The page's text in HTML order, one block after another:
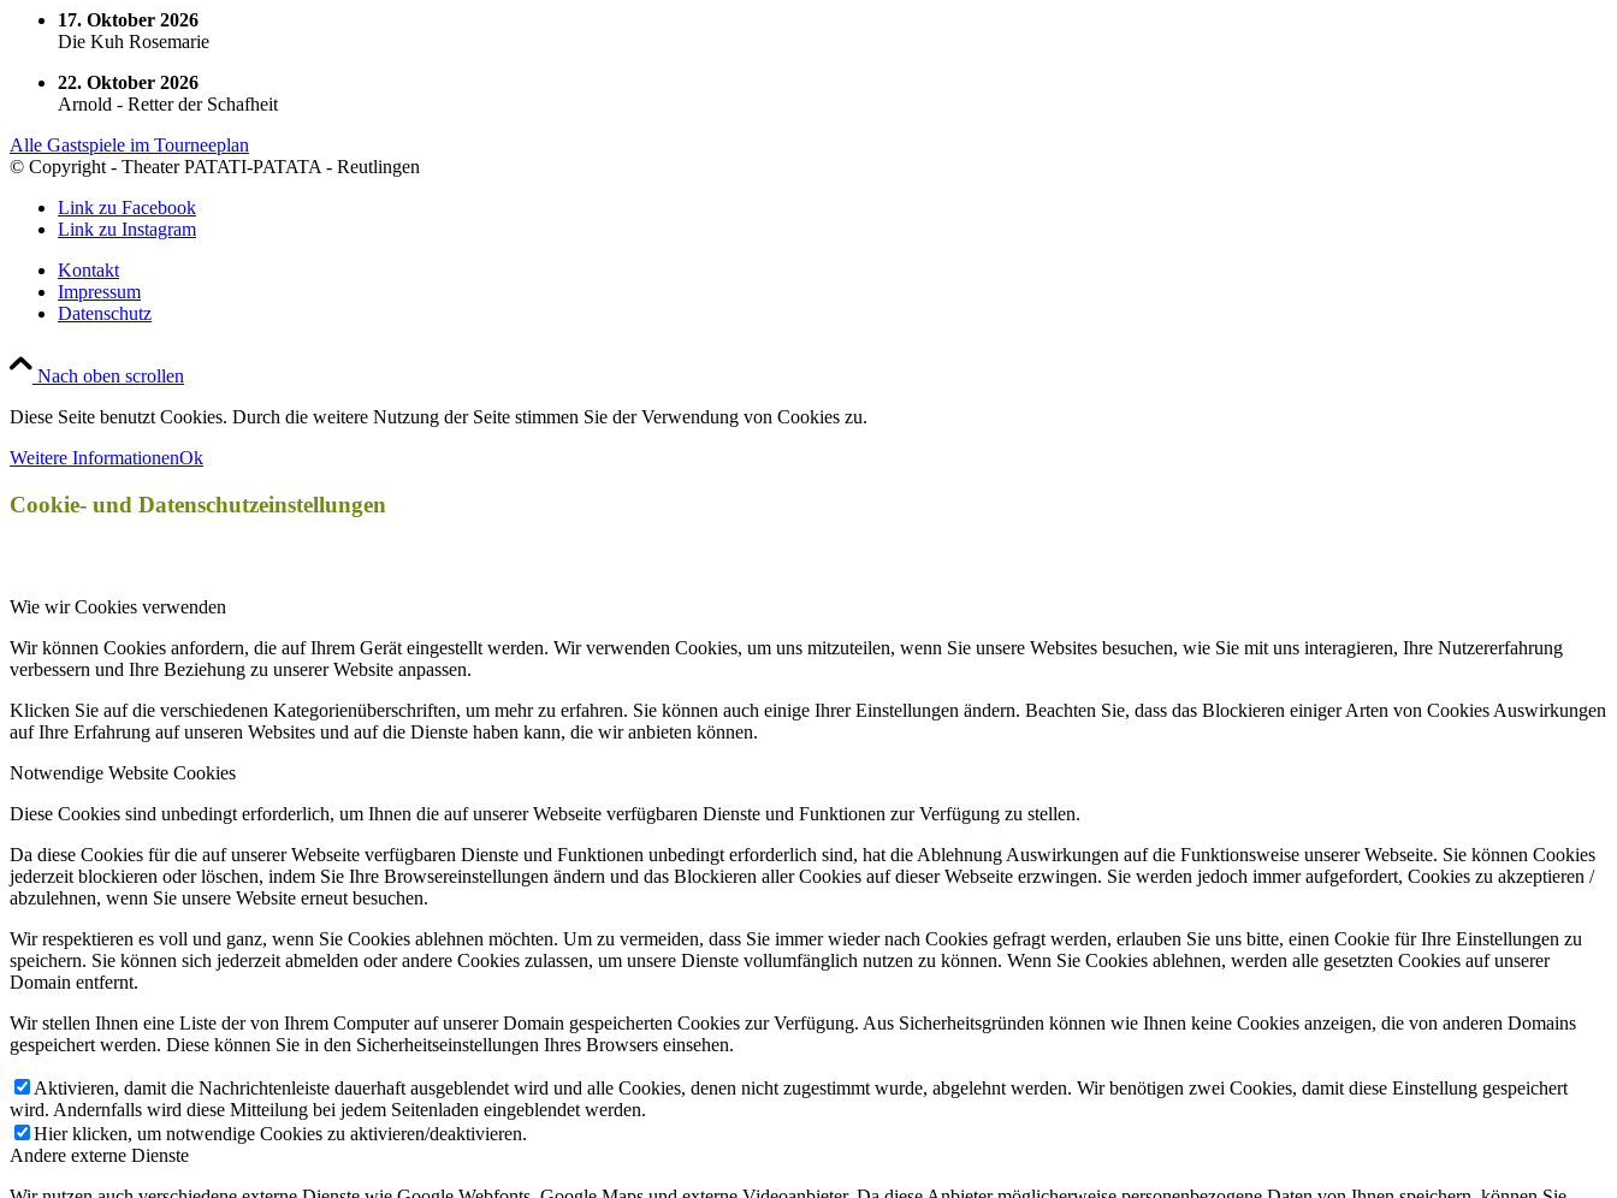
17. Oktober 2026
Die Kuh Rosemarie
22. Oktober 2026
Arnold - Retter der Schafheit
Alle Gastspiele im Tourneeplan
© Copyright - Theater PATATI-PATATA - Reutlingen
Link zu Facebook
Link zu Instagram
Kontakt
Impressum
Datenschutz
Nach oben scrollen
Diese Seite benutzt Cookies. Durch die weitere Nutzung der Seite stimmen Sie der Verwendung von Cookies zu.
Weitere InformationenOk
Cookie- und Datenschutzeinstellungen
Wie wir Cookies verwenden
Wir können Cookies anfordern, die auf Ihrem Gerät eingestellt werden. Wir verwenden Cookies, um uns mitzuteilen, wenn Sie unsere Websites besuchen, wie Sie mit uns interagieren, Ihre Nutzererfahrung
verbessern und Ihre Beziehung zu unserer Website anpassen.
Klicken Sie auf die verschiedenen Kategorienüberschriften, um mehr zu erfahren. Sie können auch einige Ihrer Einstellungen ändern. Beachten Sie, dass das Blockieren einiger Arten von Cookies Auswirkungen
auf Ihre Erfahrung auf unseren Websites und auf die Dienste haben kann, die wir anbieten können.
Notwendige Website Cookies
Diese Cookies sind unbedingt erforderlich, um Ihnen die auf unserer Webseite verfügbaren Dienste und Funktionen zur Verfügung zu stellen.
Da diese Cookies für die auf unserer Webseite verfügbaren Dienste und Funktionen unbedingt erforderlich sind, hat die Ablehnung Auswirkungen auf die Funktionsweise unserer Webseite. Sie können Cookies
jederzeit blockieren oder löschen, indem Sie Ihre Browsereinstellungen ändern und das Blockieren aller Cookies auf dieser Webseite erzwingen. Sie werden jedoch immer aufgefordert, Cookies zu akzeptieren /
abzulehnen, wenn Sie unsere Website erneut besuchen.
Wir respektieren es voll und ganz, wenn Sie Cookies ablehnen möchten. Um zu vermeiden, dass Sie immer wieder nach Cookies gefragt werden, erlauben Sie uns bitte, einen Cookie für Ihre Einstellungen zu
speichern. Sie können sich jederzeit abmelden oder andere Cookies zulassen, um unsere Dienste vollumfänglich nutzen zu können. Wenn Sie Cookies ablehnen, werden alle gesetzten Cookies auf unserer
Domain entfernt.
Wir stellen Ihnen eine Liste der von Ihrem Computer auf unserer Domain gespeicherten Cookies zur Verfügung. Aus Sicherheitsgründen können wie Ihnen keine Cookies anzeigen, die von anderen Domains
gespeichert werden. Diese können Sie in den Sicherheitseinstellungen Ihres Browsers einsehen.
Aktivieren, damit die Nachrichtenleiste dauerhaft ausgeblendet wird und alle Cookies, denen nicht zugestimmt wurde, abgelehnt werden. Wir benötigen zwei Cookies, damit diese Einstellung gespeichert
wird. Andernfalls wird diese Mitteilung bei jedem Seitenladen eingeblendet werden.
Hier klicken, um notwendige Cookies zu aktivieren/deaktivieren.
Andere externe Dienste